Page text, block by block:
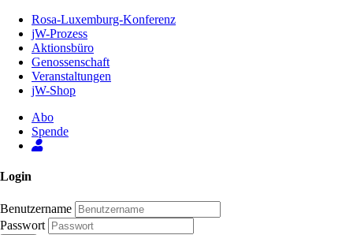
Inhalt
Seite
Rosa-Luxemburg-Konferenz
jW-Prozess
Aktionsbüro
Genossenschaft
Veranstaltungen
jW-Shop
Abo
Spende
Login
Benutzername
Passwort